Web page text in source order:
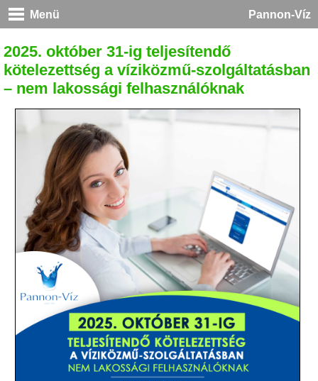
Menü Pannon-Víz
2025. október 31-ig teljesítendő
kötelezettség a víziközmű-szolgáltatásban
– nem lakossági felhasználóknak